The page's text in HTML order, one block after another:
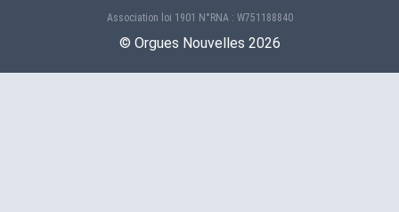
©️ Orgues Nouvelles 2026
Association loi 1901 N°RNA : W751188840